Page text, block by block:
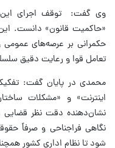
وی گفت: توقف اجرای این
«حاکمیت قانون» دانست.
حکمرانی بر عرصه‌های
تعامل قوا و رعایت دقیق
محمدی در پایان گفت:
اینترنت» و «مشکلات
نشان‌دهنده دقت نظر قضایی
نگاهی فراجناحی و صرفاً
شود تا نظام اداری کشور